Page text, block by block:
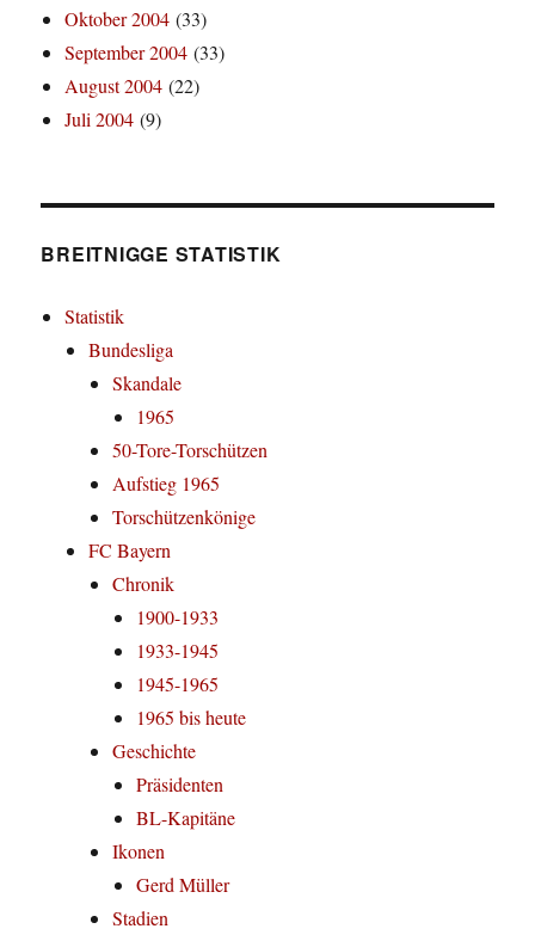
Oktober 2004 (33)
September 2004 (33)
August 2004 (22)
Juli 2004 (9)
BREITNIGGE STATISTIK
Statistik
Bundesliga
Skandale
1965
50-Tore-Torschützen
Aufstieg 1965
Torschützenkönige
FC Bayern
Chronik
1900-1933
1933-1945
1945-1965
1965 bis heute
Geschichte
Präsidenten
BL-Kapitäne
Ikonen
Gerd Müller
Stadien